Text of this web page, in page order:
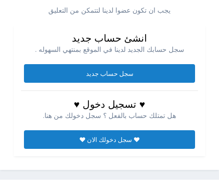
يجب ان تكون عضوا لدينا لتتمكن من التعليق
انشئ حساب جديد
سجل حسابك الجديد لدينا في الموقع بمنتهي السهوله .
سجل حساب جديد
♥ تسجيل دخول ♥
هل تمتلك حساب بالفعل ؟ سجل دخولك من هنا.
♥ سجل دخولك الان ♥